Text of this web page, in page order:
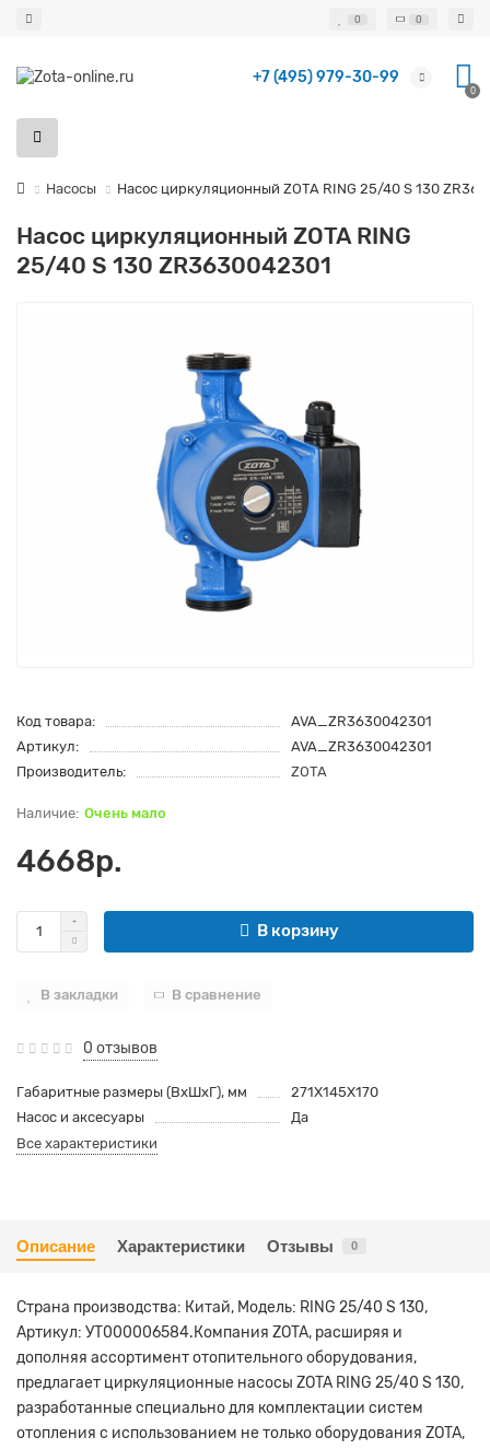
0 0
+7 (495) 979-30-99
0
Насосы Насос циркуляционный ZOTA RING 25/40 S 130
Насос циркуляционный ZOTA RING
25/40 S 130 ZR3630042301
Код товара:
AVA_ZR3630042301
Артикул:
AVA_ZR3630042301
Производитель:
ZOTA
Очень мало
4668р.
В корзину
В закладки В сравнение
0 отзывов
Габаритные размеры (ВхШхГ), мм
271X145X170
Насос и аксесуары
Да
Все характеристики
Описание Характеристики Отзывы 0
Страна производства: Китай, Модель: RING 25/40 S 130,
Артикул: УТ000006584.Компания ZOTA, расширяя и
дополняя ассортимент отопительного оборудования,
предлагает циркуляционные насосы ZOTA RING 25/40 S 130,
разработанные специально для комплектации систем
отопления с использованием не только оборудования ZOTA,